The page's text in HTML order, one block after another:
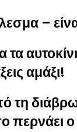
–
τα
αμάξι!
τη
περνάει ο